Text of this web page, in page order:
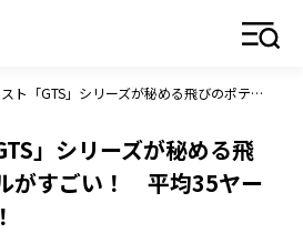
タイトリスト「GTS」シリーズが秘める飛びのポテンシャルがすごい！ 平均35ヤードアップを実現！
」シリーズが秘める飛
がすごい！ 平均35ヤー